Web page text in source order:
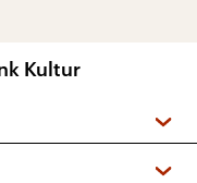
Kultur